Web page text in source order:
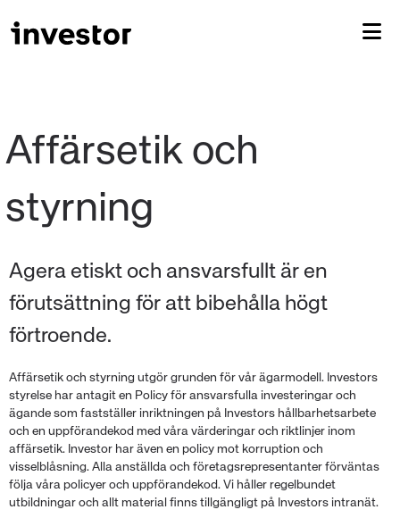
Affärsetik och
Agera etiskt och ansvarsfullt är en
förutsättning för att bibehålla högt
förtroende.
Affärsetik och styrning utgör grunden för vår ägarmodell. Investors
styrelse har antagit en Policy för ansvarsfulla investeringar och
ägande som fastställer inriktningen på Investors hållbarhetsarbete
och en uppförandekod med våra värderingar och riktlinjer inom
affärsetik. Investor har även en policy mot korruption och
visselblåsning. Alla anställda och företagsrepresentanter förväntas
följa våra policyer och uppförandekod. Vi håller regelbundet
utbildningar och allt material finns tillgängligt på Investors intranät.